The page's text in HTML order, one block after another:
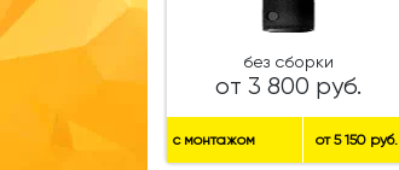
без сборки
от 3 800 руб.
с монтажом от 5 150 руб.